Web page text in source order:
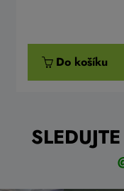
Do košíku